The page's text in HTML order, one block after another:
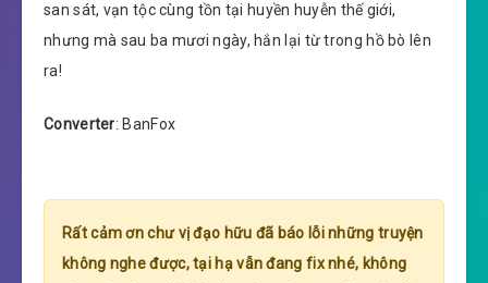
san sát, vạn tộc cùng tồn tại huyền huyễn thế giới,
nhưng mà sau ba mươi ngày, hắn lại từ trong hồ bò lên
ra!
Converter: BanFox
Rất cảm ơn chư vị đạo hữu đã báo lỗi những truyện
không nghe được, tại hạ vẫn đang fix nhé, không